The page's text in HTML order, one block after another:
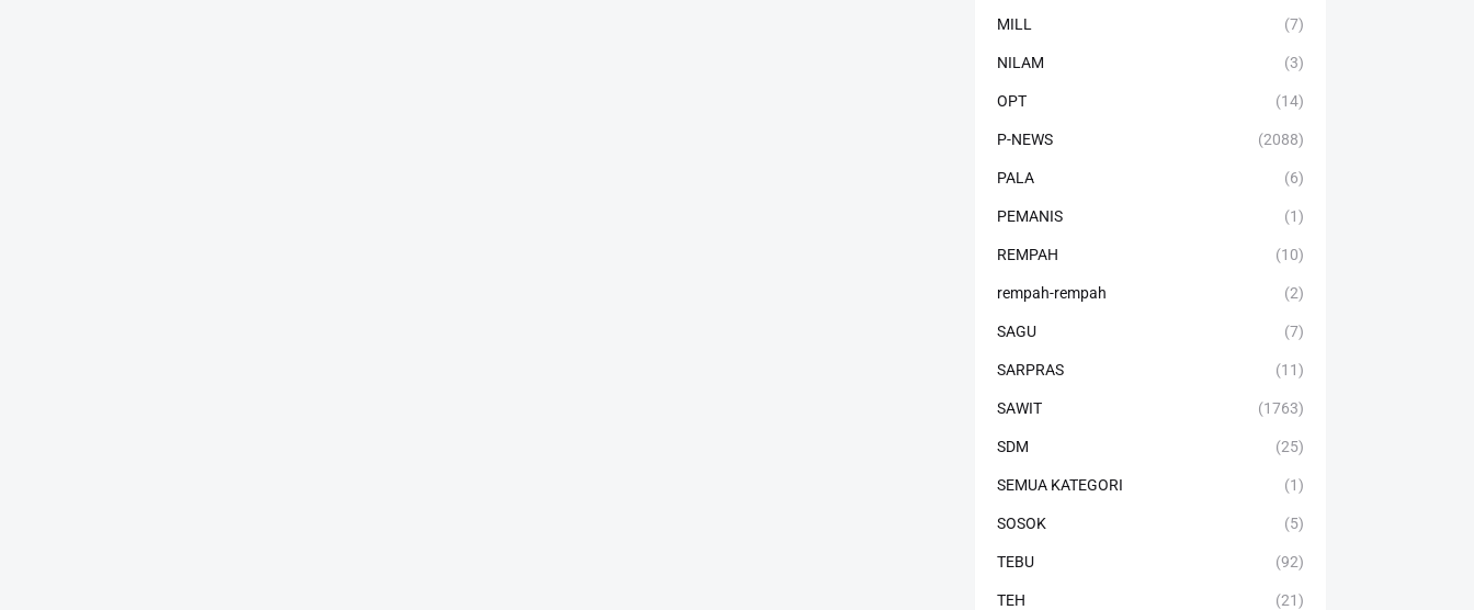
MILL (7)
NILAM (3)
OPT (14)
P-NEWS (2088)
PALA (6)
PEMANIS (1)
REMPAH (10)
rempah-rempah (2)
SAGU (7)
SARPRAS (11)
SAWIT (1763)
SDM (25)
SEMUA KATEGORI (1)
SOSOK (5)
TEBU (92)
TEH (21)